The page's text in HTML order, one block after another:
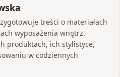
treści o materiałach
wyposażenia wnętrz.
produktach, ich stylistyce,
w codziennych